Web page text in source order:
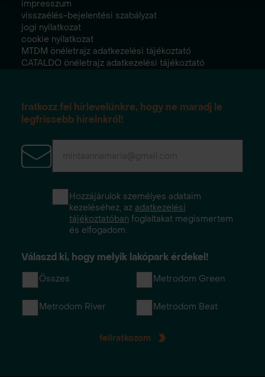
impresszum
visszaélés-bejelentési szabályzat
jogi nyilatkozat
cookie nyilatkozat
MTDM önéletrajz adatkezelési tájékoztató
CATALDO önéletrajz adatkezelési tájékoztató
Iratkozz fel hírlevelünkre, hogy ne maradj le
legfrissebb híreinkről!
Hozzájárulok személyes adataim
kezeléséhez, az adatkezelési
tájékoztatóbanfoglaltakat megismertem
és elfogadom.
Válaszd ki, hogy melyik lakópark érdekel!
Összes Metrodom Green
Metrodom River Metrodom Beat
feliratkozom